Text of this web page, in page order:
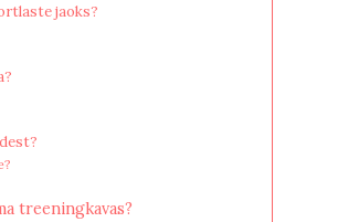
jaoks?
treeningkavas?